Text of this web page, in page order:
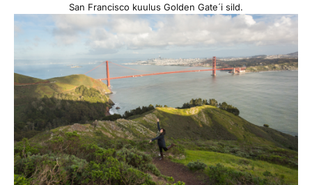
San Francisco kuulus Golden Gate´i sild.